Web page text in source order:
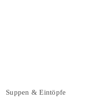
Suppen & Eintöpfe